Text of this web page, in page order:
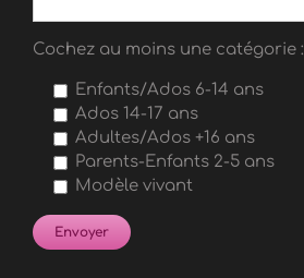
Cochez au moins une catégorie :
Enfants/Ados 6-14 ans
Ados 14-17 ans
Adultes/Ados +16 ans
Parents-Enfants 2-5 ans
Modèle vivant